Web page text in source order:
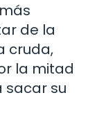
de la
cruda,
la mitad
sacar su